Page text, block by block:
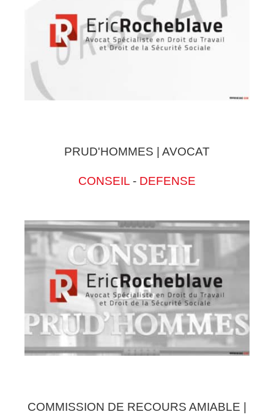
PRUD'HOMMES | AVOCAT
CONSEIL - DEFENSE
COMMISSION DE RECOURS AMIABLE |